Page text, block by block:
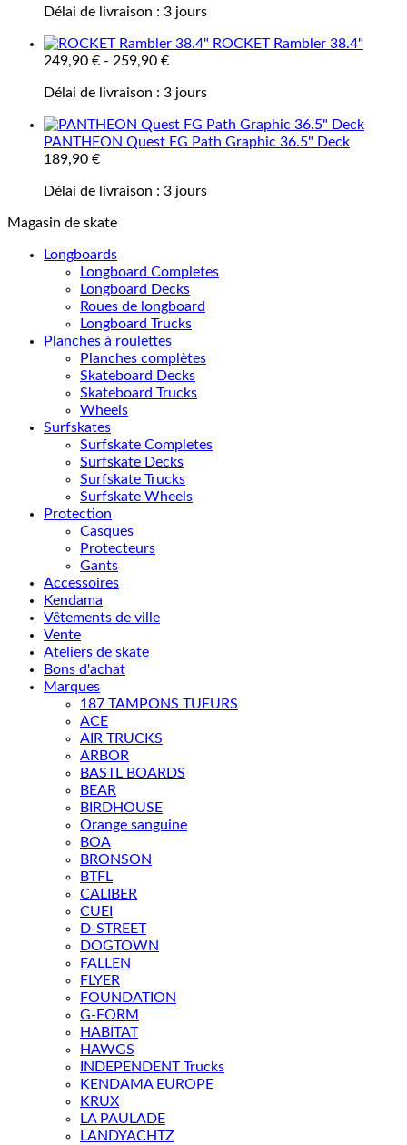
Délai de livraison : 3 jours
ROCKET Rambler 38.4"
249,90 € - 259,90 €
Délai de livraison : 3 jours
PANTHEON Quest FG Path Graphic 36.5" Deck
189,90 €
Délai de livraison : 3 jours
Magasin de skate
Longboards
Longboard Completes
Longboard Decks
Roues de longboard
Longboard Trucks
Planches à roulettes
Planches complètes
Skateboard Decks
Skateboard Trucks
Wheels
Surfskates
Surfskate Completes
Surfskate Decks
Surfskate Trucks
Surfskate Wheels
Protection
Casques
Protecteurs
Gants
Accessoires
Kendama
Vêtements de ville
Vente
Ateliers de skate
Bons d'achat
Marques
187 TAMPONS TUEURS
ACE
AIR TRUCKS
ARBOR
BASTL BOARDS
BEAR
BIRDHOUSE
Orange sanguine
BOA
BRONSON
BTFL
CALIBER
CUEI
D-STREET
DOGTOWN
FALLEN
FLYER
FOUNDATION
G-FORM
HABITAT
HAWGS
INDEPENDENT Trucks
KENDAMA EUROPE
KRUX
LA PAULADE
LANDYACHTZ